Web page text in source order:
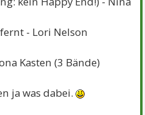
- Lori Nelson
Kasten (3 Bände)
ja was dabei.